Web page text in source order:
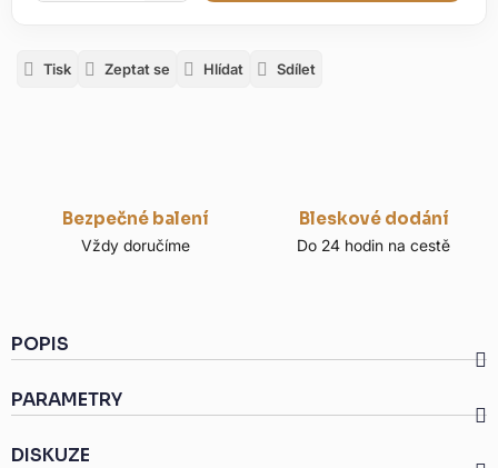
Tisk Zeptat se Hlídat Sdílet
Bezpečné balení
Vždy doručíme
Bleskové dodání
Do 24 hodin na cestě
POPIS
PARAMETRY
DISKUZE